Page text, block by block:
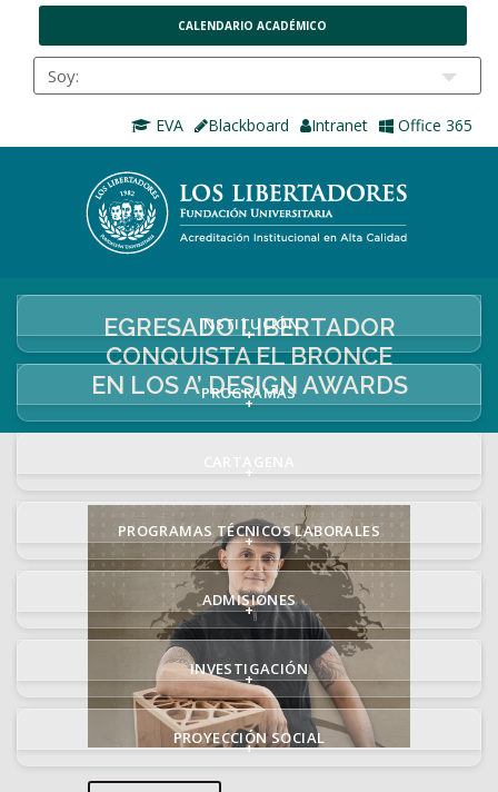
CALENDARIO ACADÉMICO
EVA Blackboard Intranet Office 365
INSTITUCIÓN
+
PROGRAMAS
+
+
PROGRAMAS TÉCNICOS LABORALES
+
ADMISIONES
+
INVESTIGACIÓN
+
PROYECCIÓN SOCIAL
+
EGRESADO LIBERTADOR
CONQUISTA EL BRONCE
EN LOS A’ DESIGN AWARDS